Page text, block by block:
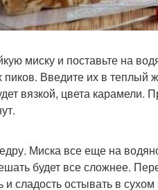
миску и поставьте на
пиков. Введите их в
вязкой, цвета карамели.
Миска все еще на
будет все сложнее.
и сладость остывать в